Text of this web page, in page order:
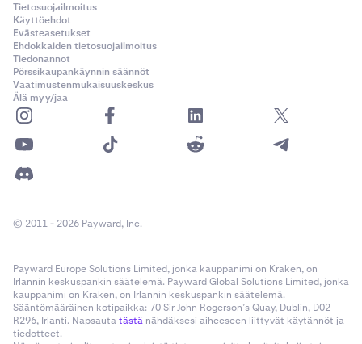
Tietosuojailmoitus
Käyttöehdot
Evästeasetukset
Ehdokkaiden tietosuojailmoitus
Tiedonannot
Pörssikaupankäynnin säännöt
Vaatimustenmukaisuuskeskus
Älä myy/jaa
© 2011 - 2026 Payward, Inc.
Payward Europe Solutions Limited, jonka kauppanimi on Kraken, on
Irlannin keskuspankin säätelemä. Payward Global Solutions Limited, jonka
kauppanimi on Kraken, on Irlannin keskuspankin säätelemä.
Sääntömääräinen kotipaikka: 70 Sir John Rogerson’s Quay, Dublin, D02
R296, Irlanti. Napsautatästä nähdäksesi aiheeseen liittyvät käytännöt ja
tiedotteet.